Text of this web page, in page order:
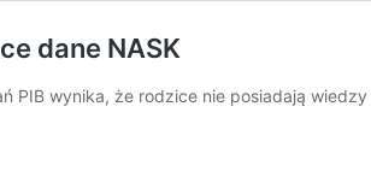
dane NASK
wynika, że rodzice nie posiadają